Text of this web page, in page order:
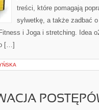
treści, które pomagają
sylwetkę, a także zadbać
i Joga i stretching. Idea
[…]